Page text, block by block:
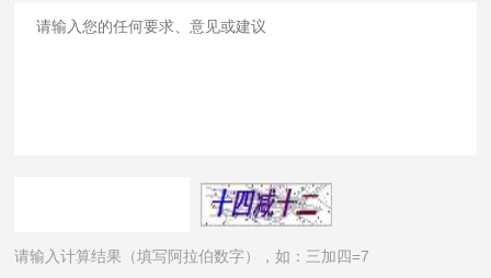
请输入计算结果（填写阿拉伯数字），如：三加四=7